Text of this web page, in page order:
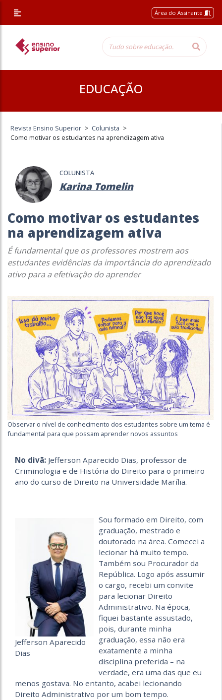
Área do Assinante
EDUCAÇÃO
Revista Ensino Superior > Colunista >
Como motivar os estudantes na aprendizagem ativa
COLUNISTA
Karina Tomelin
Como motivar os estudantes
na aprendizagem ativa
É fundamental que os professores mostrem aos
estudantes evidências da importância do aprendizado
ativo para a efetivação do aprender
Observar o nível de conhecimento dos estudantes sobre um tema é
fundamental para que possam aprender novos assuntos
No divã: Jefferson Aparecido Dias, professor de
Criminologia e de História do Direito para o primeiro
ano do curso de Direito na Universidade Marília.
Jefferson Aparecido
Dias
Sou formado em Direito, com
graduação, mestrado e
doutorado na área. Comecei a
lecionar há muito tempo.
Também sou Procurador da
República. Logo após assumir
o cargo, recebi um convite
para lecionar Direito
Administrativo. Na época,
fiquei bastante assustado,
pois, durante minha
graduação, essa não era
exatamente a minha
disciplina preferida – na
verdade, era uma das que eu
menos gostava. No entanto, acabei lecionando
Direito Administrativo por um bom tempo.